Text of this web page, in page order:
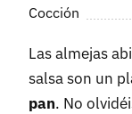
Cocción
Las almejas
salsa son un
pan. No